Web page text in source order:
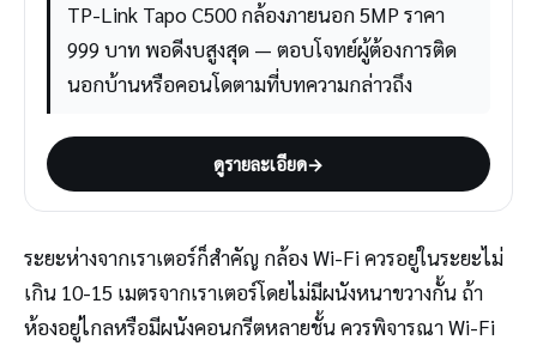
TP-Link Tapo C500 กล้องภายนอก 5MP ราคา
999 บาท พอดีงบสูงสุด — ตอบโจทย์ผู้ต้องการติด
นอกบ้านหรือคอนโดตามที่บทความกล่าวถึง
ดูรายละเอียด→
ระยะห่างจากเราเตอร์ก็สำคัญ กล้อง Wi-Fi ควรอยู่ในระยะไม่
เกิน 10-15 เมตรจากเราเตอร์โดยไม่มีผนังหนาขวางกั้น ถ้า
ห้องอยู่ไกลหรือมีผนังคอนกรีตหลายชั้น ควรพิจารณา Wi-Fi